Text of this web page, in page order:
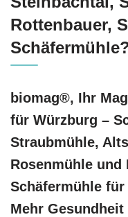
Rottenbauer,
biomag®, Ihr
für Würzburg –
Straubmühle,
Rosenmühle und
Schäfermühle
Mehr